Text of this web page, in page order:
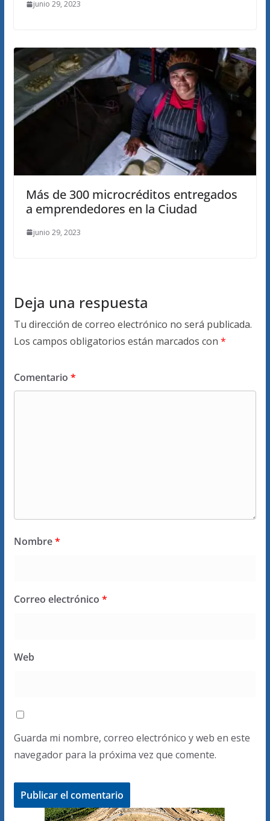
junio 29, 2023
Más de 300 microcréditos entregados
a emprendedores en la Ciudad
junio 29, 2023
Deja una respuesta
Tu dirección de correo electrónico no será publicada.
Los campos obligatorios están marcados con *
Comentario *
Nombre*
Correo electrónico *
Web
Guarda mi nombre, correo electrónico y web en este
navegador para la próxima vez que comente.